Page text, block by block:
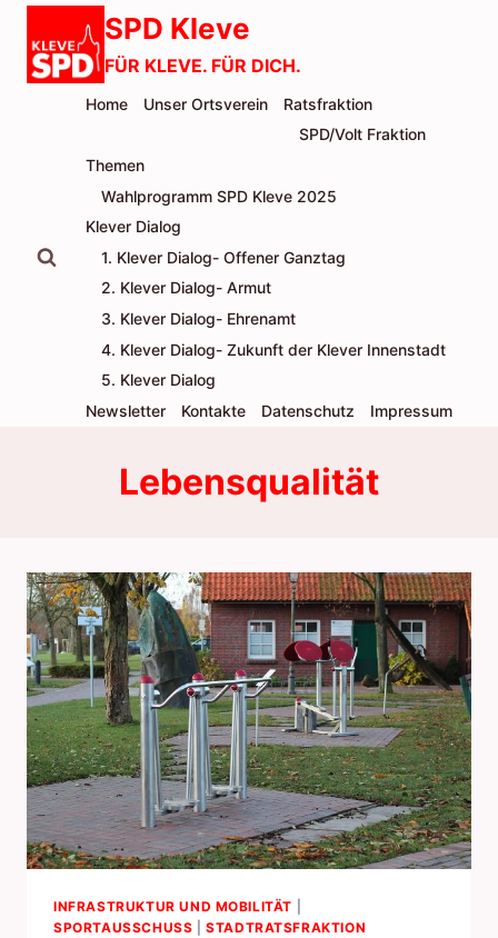
Inhalt
springen
SPD Kleve
FÜR KLEVE. FÜR DICH.
Home Unser Ortsverein
Ratsfraktion
SPD/Volt Fraktion
Themen
Wahlprogramm SPD Kleve 2025
Klever Dialog
1. Klever Dialog- Offener Ganztag
2. Klever Dialog- Armut
3. Klever Dialog- Ehrenamt
4. Klever Dialog- Zukunft der Klever Innenstadt
5. Klever Dialog
Newsletter
Kontakte Datenschutz Impressum
Lebensqualität
INFRASTRUKTUR UND MOBILITÄT
SPORTAUSSCHUSS |STADTRATSFRAKTION